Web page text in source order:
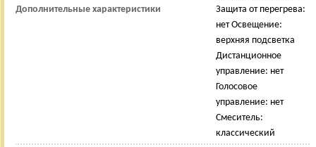
Дополнительные характеристики
Защита от перегрева:
нет Освещение:
верхняя подсветка
Дистанционное
управление: нет
Голосовое
управление: нет
Смеситель:
классический